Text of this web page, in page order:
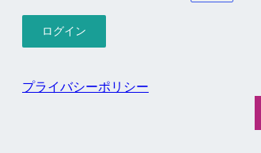
プライバシーポリシー